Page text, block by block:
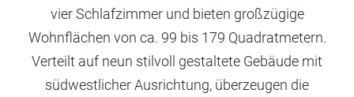
vier Schlafzimmer und bieten großzügige
Wohnflächen von ca. 99 bis 179 Quadratmetern.
Verteilt auf neun stilvoll gestaltete Gebäude mit
südwestlicher Ausrichtung, überzeugen die